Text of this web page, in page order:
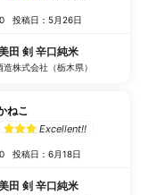
投稿日：5月26日
田 剣 辛口純米
造株式会社（栃木県）
ねこ
Excellent!!
投稿日：6月18日
田 剣 辛口純米